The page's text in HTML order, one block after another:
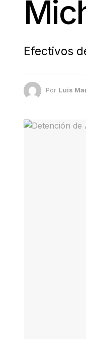
Efectivos
Por Luis